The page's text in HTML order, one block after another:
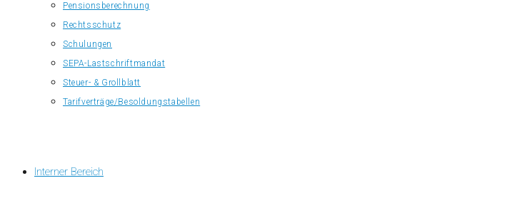
Pensionsberechnung
Rechtsschutz
Schulungen
SEPA-Lastschriftmandat
Steuer- & Grollblatt
Tarifverträge/Besoldungstabellen
Interner Bereich